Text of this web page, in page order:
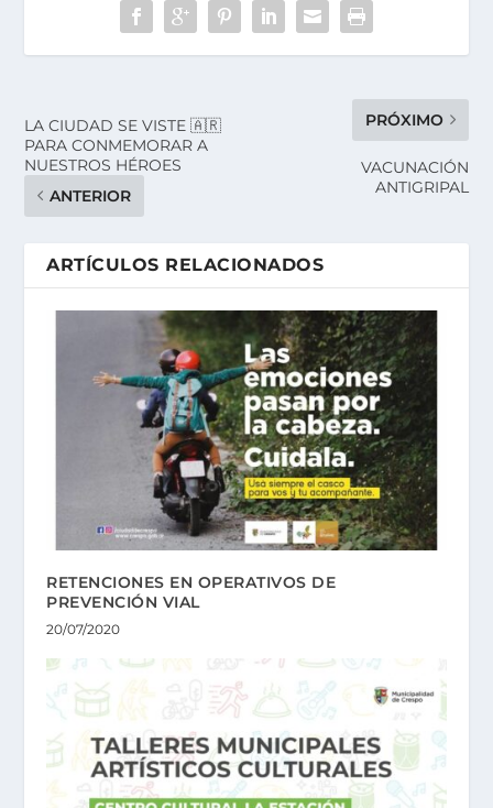
LA CIUDAD SE VISTE 🇦🇷
PARA CONMEMORAR A
NUESTROS HÉROES
ANTERIOR
PRÓXIMO
VACUNACIÓN
ANTIGRIPAL
ARTÍCULOS RELACIONADOS
RETENCIONES EN OPERATIVOS DE
PREVENCIÓN VIAL
20/07/2020